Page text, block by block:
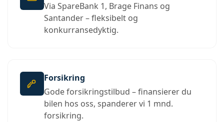
Via SpareBank 1, Brage Finans og
Santander – fleksibelt og
konkurransedyktig.
Forsikring
Gode forsikringstilbud – finansierer du
bilen hos oss, spanderer vi 1 mnd.
forsikring.